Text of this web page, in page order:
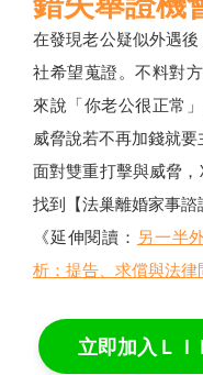
在發現老公疑似外遇
社希望蒐證。不料對
來說「你老公很正常
威脅說若不再加錢就要
面對雙重打擊與威脅
找到【法巢離婚家事諮
《延伸閱讀： 另一半
析：提告、求償與法律
立即加入ＬＩ